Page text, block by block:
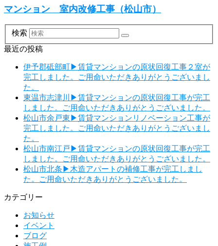
マンション 室内改修工事（松山市）
検索
最近の投稿
伊予郡砥部町▶賃貸マンションの原状回復工事２室が
完工しました。ご用命いただきありがとうございまし
た。
東温市志津川▶賃貸マンションの原状回復工事が完工
しました。ご用命いただきありがとうございました。
松山市余戸東▶賃貸マンションリノベーション工事が
完工しました。ご用命いただきありがとうございまし
た。
松山市南江戸▶賃貸マンションの原状回復工事が完工
しました。ご用命いただきありがとうございました。
松山市北条▶木造アパートの補修工事が完工しまし
た。ご用命いただきありがとうございました。
カテゴリー
お知らせ
イベント
ブログ